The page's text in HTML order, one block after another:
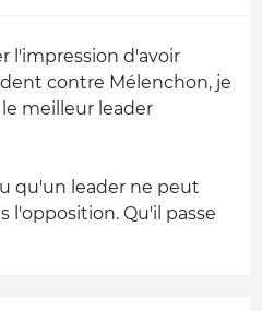
l'impression d'avoir
contre Mélenchon, je
meilleur leader
qu'un leader ne peut
l'opposition. Qu'il passe